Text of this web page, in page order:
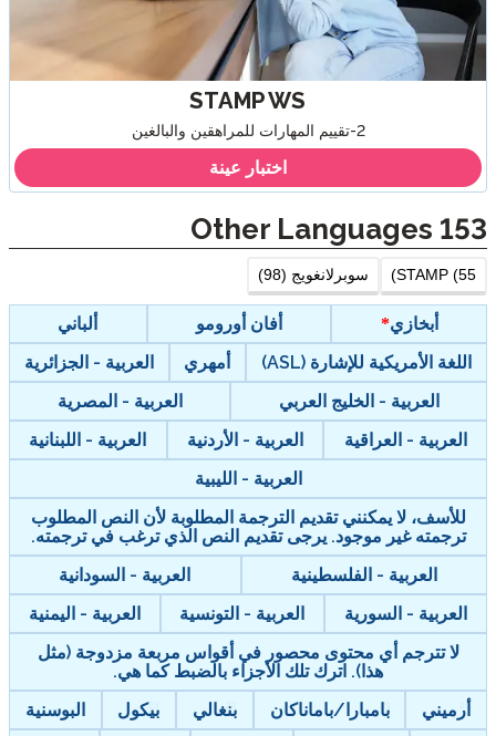
STAMP WS
2-تقييم المهارات للمراهقين والبالغين
اختبار عينة
153
STAMP (55) سوبرلانغويج (98)
أبخازي أفان أورومو
ألباني
اللغة الأمريكية للإشارة (ASL)
أمهري
العربية - الجزائرية
العربية - الخليج العربي
العربية - المصرية
العربية - العراقية
العربية - الأردنية
العربية - اللبنانية
العربية - الليبية
للأسف، لا يمكنني تقديم الترجمة المطلوبة لأن النص المطلوب
ترجمته غير موجود. يرجى تقديم النص الذي ترغب في ترجمته.
العربية - الفلسطينية
العربية - السودانية
العربية - السورية
العربية - التونسية
العربية - اليمنية
لا تترجم أي محتوى محصور في أقواس مربعة مزدوجة (مثل
هذا). اترك تلك الأجزاء بالضبط كما هي.
أرميني
بامبارا/باماناكان بنغالي بيكول
البوسنية